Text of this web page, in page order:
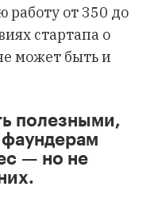
работу от 350 до
стартапа о
может быть и
полезными,
— но не